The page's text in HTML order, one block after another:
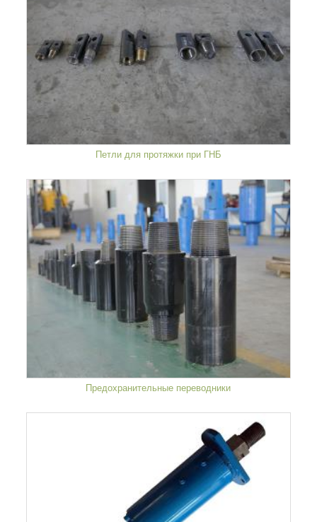
Петли для протяжки при ГНБ
Предохранительные переводники